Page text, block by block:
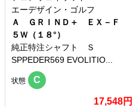
エーデザイン・ゴルフ
Ａ ＧＲＩＮＤ＋ ＥＸ－Ｆ
５Ｗ（１８°）
純正特注シャフト Ｓ
SPPEDER569 EVOLITIO...
状態 C
17,548円